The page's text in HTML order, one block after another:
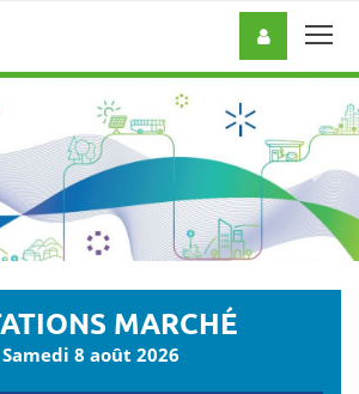
MARCHÉ
Samedi 8 août 2026